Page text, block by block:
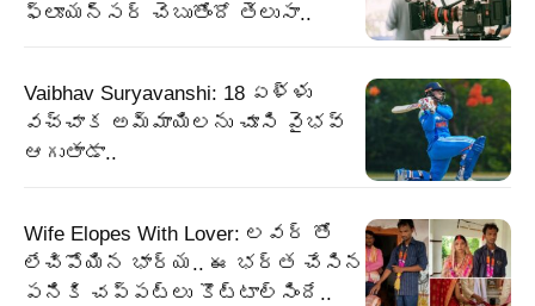
ఫ్లూయన్సర్ చెబుతోందో తెలుసా..
Vaibhav Suryavanshi: 18 ఏళ్ళు
వచ్చాక అమ్మాయిలను చూసి వైభవ్
ఆగుతాడా..
Wife Elopes With Lover: లవర్ తో
లేచిపోయిన భార్య.. ఈ భర్త చేసిన
పనికి చప్పట్లు కొట్టాల్సిందే..